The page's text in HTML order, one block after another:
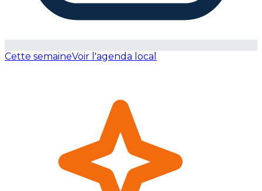
Cette semaineVoir l'agenda local